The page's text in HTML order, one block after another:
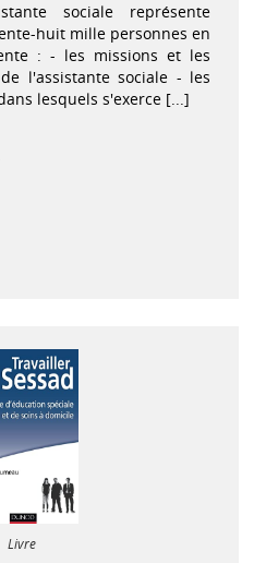
sociale représente
huit mille personnes en
: - les missions et les
l'assistante sociale - les
lesquels s'exerce [...]
Livre